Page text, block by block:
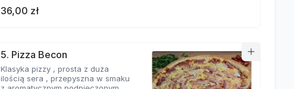
36,00 zł
5. Pizza Becon
Klasyka pizzy , prosta z duża
ilością sera , przepyszna w smaku